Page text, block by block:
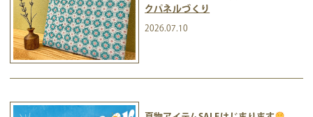
クパネルづくり
2026.07.10